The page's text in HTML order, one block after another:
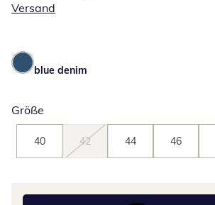
Versand
blue denim
Größe
40 42 44 46